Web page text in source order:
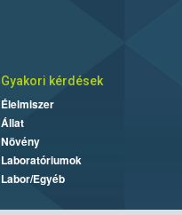
Gyakori kérdések
Élelmiszer
Állat
Növény
Laboratóriumok
Labor/Egyéb